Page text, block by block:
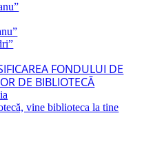
FONDULUI DE
DE BIBLIOTECĂ
vine biblioteca la tine